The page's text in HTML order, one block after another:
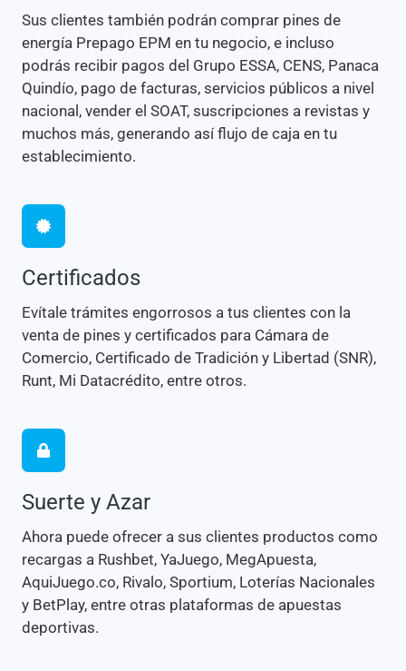
Sus clientes también podrán comprar pines de
energía Prepago EPM en tu negocio, e incluso
podrás recibir pagos del Grupo ESSA, CENS, Panaca
Quindío, pago de facturas, servicios públicos a nivel
nacional, vender el SOAT, suscripciones a revistas y
muchos más, generando así flujo de caja en tu
establecimiento.
Certificados
Evítale trámites engorrosos a tus clientes con la
venta de pines y certificados para Cámara de
Comercio, Certificado de Tradición y Libertad (SNR),
Runt, Mi Datacrédito, entre otros.
Suerte y Azar
Ahora puede ofrecer a sus clientes productos como
recargas a Rushbet, YaJuego, MegApuesta,
AquiJuego.co, Rivalo, Sportium, Loterías Nacionales
y BetPlay, entre otras plataformas de apuestas
deportivas.